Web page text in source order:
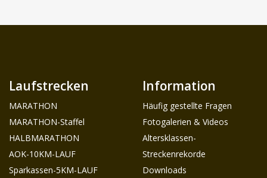
Laufstrecken
MARATHON
MARATHON-Staffel
HALBMARATHON
AOK-10KM-LAUF
Sparkassen-5KM-LAUF
Information
Häufig gestellte Fragen
Fotogalerien & Videos
Altersklassen-
Streckenrekorde
Downloads